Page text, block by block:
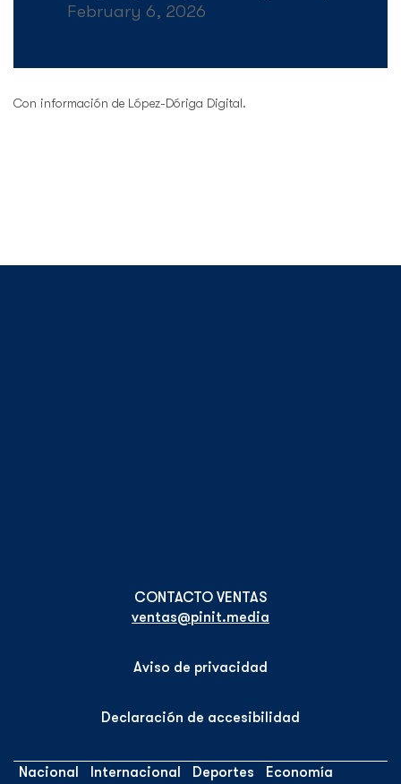
February 6, 2026
Con información de López-Dóriga Digital.
ventas@pinit.media
Aviso de privacidad
Declaración de accesibilidad
Nacional Internacional Deportes Economía